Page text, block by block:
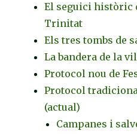
El seguici històric
Trinitat
Els tres tombs de
La bandera de la
Protocol nou de
Protocol
(actual)
Campanes i